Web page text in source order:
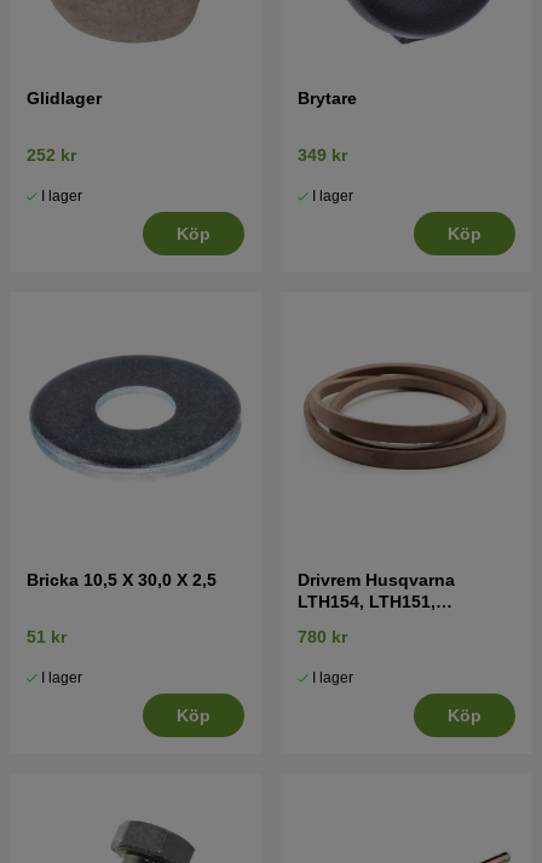
Glidlager
252 kr
I lager
Köp
Brytare
349 kr
I lager
Köp
Bricka 10,5 X 30,0 X 2,5
51 kr
I lager
Köp
Drivrem Husqvarna
LTH154, LTH151,
LT2216A2
780 kr
I lager
Köp